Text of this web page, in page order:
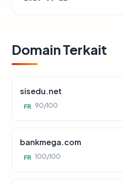
Domain Terkait
sisedu.net
FR 90/100
bankmega.com
FR 100/100